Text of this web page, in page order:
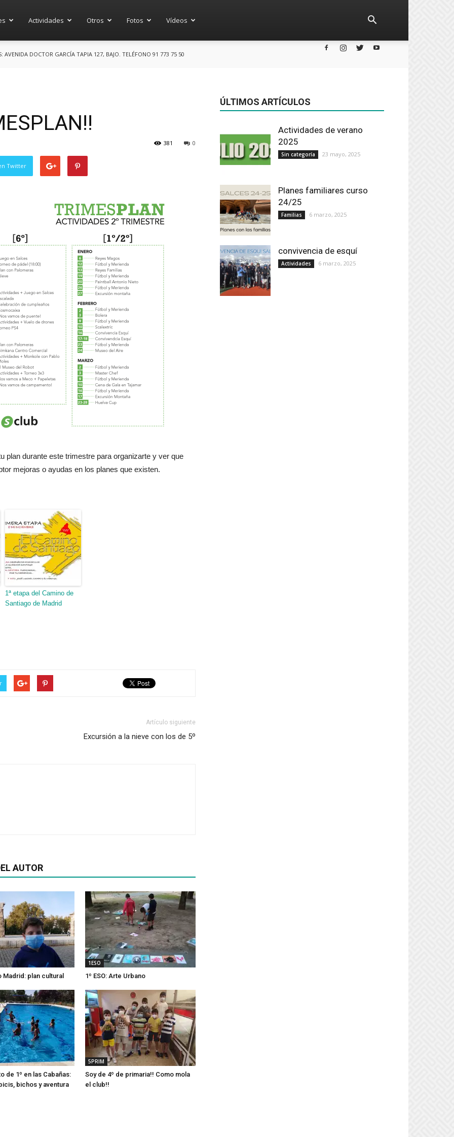
Actividades Otros Fotos Vídeos
AVENIDA DOCTOR GARCÍA TAPIA 127, BAJO. TELÉFONO 91 773 75 50
0
381
Twitter
plan durante este trimestre para organizarte y ver que
mejoras o ayudas en los planes que existen.
1ª etapa del Camino de
Santiago de Madrid
Artículo siguiente
Excursión a la nieve con los de 5º
AUTOR
Madrid: plan cultural
1ESO
1º ESO: Arte Urbano
de 1º en las Cabañas:
bichos y aventura
5PRIM
Soy de 4º de primaria!! Como mola
el club!!
ÚLTIMOS ARTÍCULOS
Actividades de verano
2025
Sin categoría 23 mayo, 2025
Planes familiares curso
24/25
Familias 6 marzo, 2025
convivencia de esquí
Actividades 6 marzo, 2025